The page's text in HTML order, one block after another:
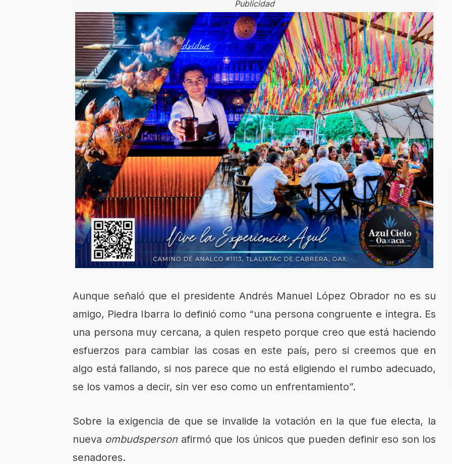
Publicidad
Aunque señaló que el presidente Andrés Manuel López Obrador no es su
amigo, Piedra Ibarra lo definió como “una persona congruente e íntegra. Es
una persona muy cercana, a quien respeto porque creo que está haciendo
esfuerzos para cambiar las cosas en este país, pero si creemos que en
algo está fallando, si nos parece que no está eligiendo el rumbo adecuado,
se los vamos a decir, sin ver eso como un enfrentamiento”.
Sobre la exigencia de que se invalide la votación en la que fue electa, la
nueva ombudspersonafirmó que los únicos que pueden definir eso son los
senadores.